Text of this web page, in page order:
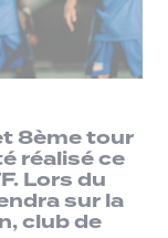
8ème tour
réalisé ce
Lors du
sur la
club de